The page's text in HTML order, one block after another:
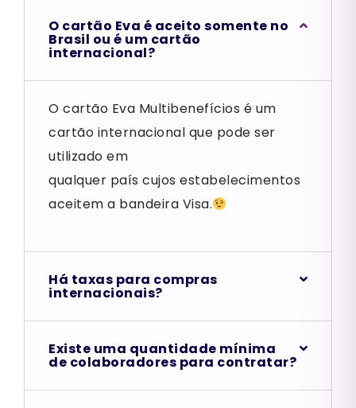
O cartão Eva é aceito somente no
Brasil ou é um cartão
internacional?
O cartão Eva Multibenefícios é um
cartão internacional que pode ser
utilizado em
qualquer país cujos estabelecimentos
aceitem a bandeira Visa.
Há taxas para compras
internacionais?
Existe uma quantidade mínima
de colaboradores para contratar?